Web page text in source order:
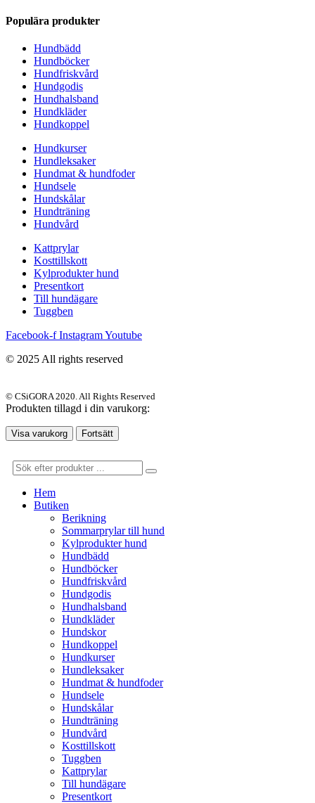
Populära produkter
Hundbädd
Hundböcker
Hundfriskvård
Hundgodis
Hundhalsband
Hundkläder
Hundkoppel
Hundkurser
Hundleksaker
Hundmat & hundfoder
Hundsele
Hundskålar
Hundträning
Hundvård
Kattprylar
Kosttillskott
Kylprodukter hund
Presentkort
Till hundägare
Tuggben
Facebook-f InstagramYoutube
© 2025 All rights reserved
© CSiGORA 2020. All Rights Reserved
Produkten tillagd i din varukorg:
Visa varukorg Fortsätt
Hem
Butiken
Berikning
Sommarprylar till hund
Kylprodukter hund
Hundbädd
Hundböcker
Hundfriskvård
Hundgodis
Hundhalsband
Hundkläder
Hundskor
Hundkoppel
Hundkurser
Hundleksaker
Hundmat & hundfoder
Hundsele
Hundskålar
Hundträning
Hundvård
Kosttillskott
Tuggben
Kattprylar
Till hundägare
Presentkort